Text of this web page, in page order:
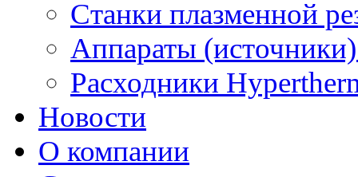
Станки плазменной
Аппараты
Расходники
Новости
О компании